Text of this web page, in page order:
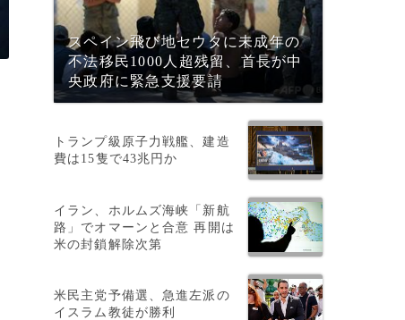
スペイン飛び地セウタに未成年の
不法移民1000人超残留、首長が中
央政府に緊急支援要請
トランプ級原子力戦艦、建造
費は15隻で43兆円か
イラン、ホルムズ海峡「新航
路」でオマーンと合意 再開は
米の封鎖解除次第
米民主党予備選、急進左派の
イスラム教徒が勝利